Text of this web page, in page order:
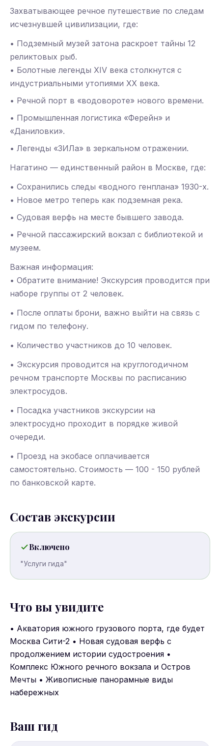
Захватывающее речное путешествие по следам
исчезнувшей цивилизации, где:
• Подземный музей затона раскроет тайны 12
реликтовых рыб.
• Болотные легенды XIV века столкнутся с
индустриальными утопиями XX века.
• Речной порт в «водовороте» нового времени.
• Промышленная логистика «Ферейн» и
«Даниловки».
• Легенды «ЗИЛа» в зеркальном отражении.
Нагатино — единственный район в Москве, где:
• Сохранились следы «водного генплана» 1930-х.
• Новое метро теперь как подземная река.
• Судовая верфь на месте бывшего завода.
• Речной пассажирский вокзал с библиотекой и
музеем.
Важная информация:
• Обратите внимание! Экскурсия проводится при
наборе группы от 2 человек.
• После оплаты брони, важно выйти на связь с
гидом по телефону.
• Количество участников до 10 человек.
• Экскурсия проводится на круглогодичном
речном транспорте Москвы по расписанию
электросудов.
• Посадка участников экскурсии на
электросудно проходит в порядке живой
очереди.
• Проезд на экобасе оплачивается
самостоятельно. Стоимость — 100 - 150 рублей
по банковской карте.
Состав экскурсии
Включено
"Услуги гида"
Что вы увидите
• Акватория южного грузового порта, где будет
Москва Сити-2 • Новая судовая верфь с
продолжением истории судостроения •
Комплекс Южного речного вокзала и Остров
Мечты • Живописные панорамные виды
набережных
Ваш гид